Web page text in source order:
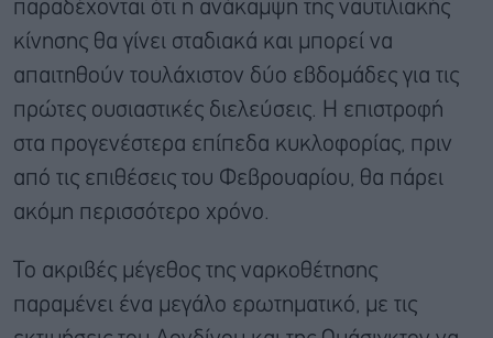
παραδέχονται ότι η ανάκαμψη της ναυτιλιακής
κίνησης θα γίνει σταδιακά και μπορεί να
απαιτηθούν τουλάχιστον δύο εβδομάδες για τις
πρώτες ουσιαστικές διελεύσεις. Η επιστροφή
στα προγενέστερα επίπεδα κυκλοφορίας, πριν
από τις επιθέσεις του Φεβρουαρίου, θα πάρει
ακόμη περισσότερο χρόνο.
Το ακριβές μέγεθος της ναρκοθέτησης
παραμένει ένα μεγάλο ερωτηματικό, με τις